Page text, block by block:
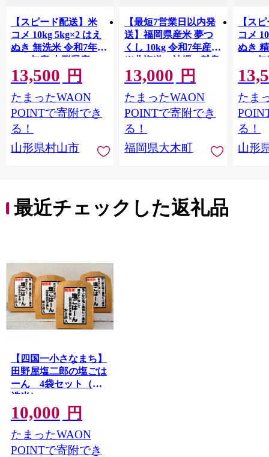
【スピード配送】米
コメ 10kg 5kg×2 はえ
ぬき 無洗米 令和7年産
2025年産 山形県産 tf-
hamxa10
13,500 円
たまったWAON
POINTで寄附でき
る！
山形県村山市
【最短7営業日以内発
送】福岡県産米 夢つ
くし 10kg 令和7年産
※北海道・沖縄・離島
は配送不可 |【精米 単
一米 単一原料米 7年産
国産 お米 ブランド米
5kg × 2 ゆめつくし】
CY009_01
13,000 円
たまったWAON
POINTで寄附でき
る！
福岡県大木町
【ス
コメ
ぬき
2025
たま
る！
山形
最近チェックした返礼品
【四国一小さなまち】
田野屋塩二郎の塩ごは
ーん 4袋セット（無
洗米）
10,000 円
たまったWAON
POINTで寄附でき